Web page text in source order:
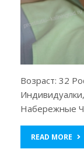
Возраст: 32
Набережные
READ MORE